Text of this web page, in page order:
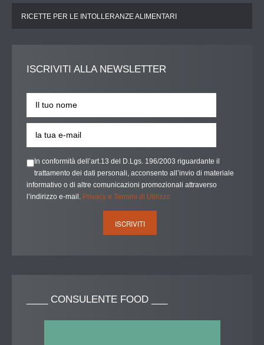
RICETTE PER LE INTOLLERANZE ALIMENTARI
ISCRIVITI ALLA NEWSLETTER
In conformità dell’art.13 del D.Lgs. 196/2003 riguardante il
trattamento dei dati personali, acconsento all’invio di materiale
informativo o di altre comunicazioni promozionali attraverso
l’indirizzo e-mail. Privacy e Termini di Utilizzo
CONSULENTE FOOD ___